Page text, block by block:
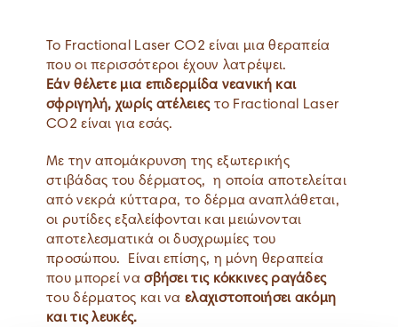
Το Fractional Laser CO2 είναι μια θεραπεία
που οι περισσότεροι έχουν λατρέψει.
Εάν θέλετε μια επιδερμίδα νεανική και
σφριγηλή, χωρίς ατέλειεςτο Fractional Laser
CO2 είναι για εσάς.
Με την απομάκρυνση της εξωτερικής
στιβάδας του δέρματος, η οποία αποτελείται
από νεκρά κύτταρα, το δέρμα αναπλάθεται,
οι ρυτίδες εξαλείφονται και μειώνονται
αποτελεσματικά οι δυσχρωμίες του
προσώπου. Είναι επίσης, η μόνη θεραπεία
που μπορεί νασβήσει τις κόκκινες ραγάδες
του δέρματος και ναελαχιστοποιήσει ακόμη
και τις λευκές.